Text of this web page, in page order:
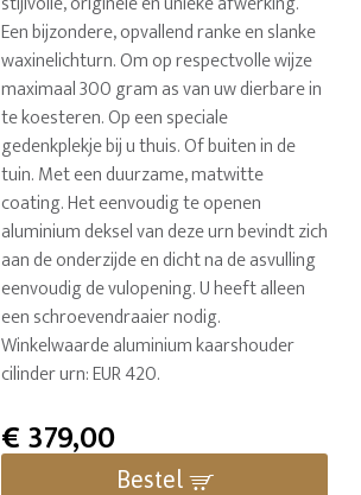
Een bijzondere, opvallend ranke en slanke
waxinelichturn. Om op respectvolle wijze
maximaal 300 gram as van uw dierbare in
te koesteren. Op een speciale
gedenkplekje bij u thuis. Of buiten in de
tuin. Met een duurzame, matwitte
coating. Het eenvoudig te openen
aluminium deksel van deze urn bevindt zich
aan de onderzijde en dicht na de asvulling
eenvoudig de vulopening. U heeft alleen
een schroevendraaier nodig.
Winkelwaarde aluminium kaarshouder
cilinder urn: EUR 420.
€379,00
Bestel